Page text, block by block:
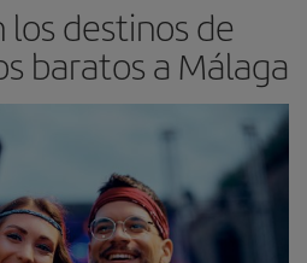
los destinos de
baratos a Málaga